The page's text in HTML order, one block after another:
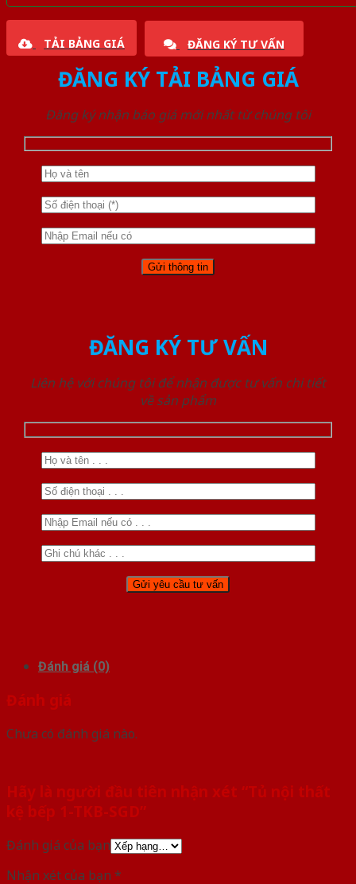
TẢI BẢNG GIÁ ĐĂNG KÝ TƯ VẤN
ĐĂNG KÝ TẢI BẢNG GIÁ
Đăng ký nhận báo giá mới nhất từ chúng tôi
ĐĂNG KÝ TƯ VẤN
Liên hệ với chúng tôi để nhận được tư vấn chi tiết
về sản phẩm
Đánh giá (0)
Đánh giá
Chưa có đánh giá nào.
Hãy là người đầu tiên nhận xét “Tủ nội thất
kệ bếp 1-TKB-SGD”
Đánh giá của bạn
Nhận xét của bạn *